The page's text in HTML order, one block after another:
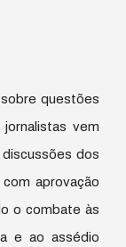
questões
vem
dos
aprovação
o combate às
e ao assédio